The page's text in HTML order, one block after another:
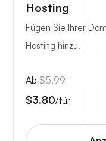
Hosting
Fügen Sie Ihrer
Hosting hinzu.
Ab $5.99
$3.80/für